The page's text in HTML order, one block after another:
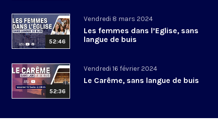
52:46
Vendredi 8 mars 2024
Les femmes dans l’Eglise, sans
langue de buis
52:36
Vendredi 16 février 2024
Le Carême, sans langue de buis